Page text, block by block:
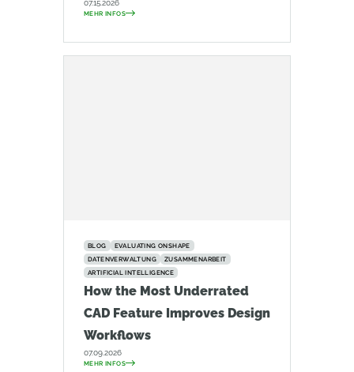
07.15.2026
MEHR INFOS
BLOG
EVALUATING ONSHAPE
DATENVERWALTUNG
ZUSAMMENARBEIT
ARTIFICIAL INTELLIGENCE
How the Most Underrated
CAD Feature Improves Design
Workflows
07.09.2026
MEHR INFOS